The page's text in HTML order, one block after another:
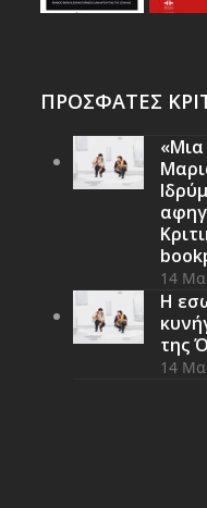
ΠΡΟΣΦΑΤΕΣ
14
Η
της
14